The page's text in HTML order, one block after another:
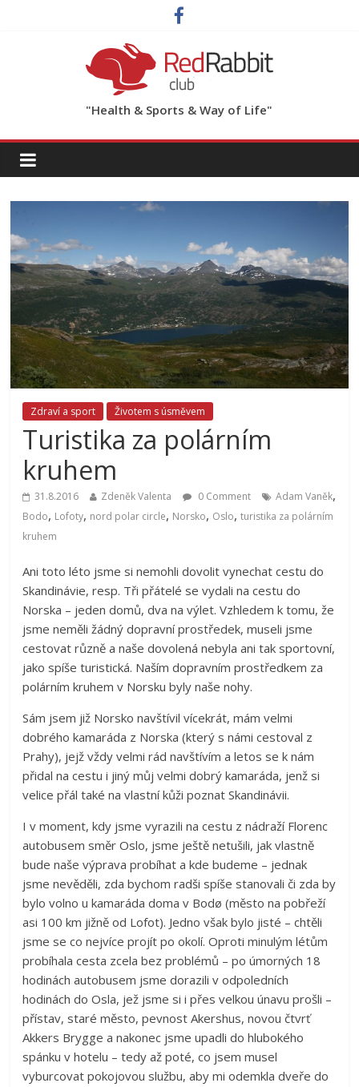
"Health & Sports & Way of Life"
Zdraví a sport Životem s úsměvem
Turistika za polárním
kruhem
31.8.2016 Zdeněk Valenta 0 Comment Adam Vaněk,
Bodo, Lofoty, nord polar circle, Norsko, Oslo,turistika za polárním
kruhem
Ani toto léto jsme si nemohli dovolit vynechat cestu do
Skandinávie, resp. Tři přátelé se vydali na cestu do
Norska – jeden domů, dva na výlet. Vzhledem k tomu, že
jsme neměli žádný dopravní prostředek, museli jsme
cestovat různě a naše dovolená nebyla ani tak sportovní,
jako spíše turistická. Naším dopravním prostředkem za
polárním kruhem v Norsku byly naše nohy.
Sám jsem již Norsko navštívil vícekrát, mám velmi
dobrého kamaráda z Norska (který s námi cestoval z
Prahy), jejž vždy velmi rád navštívím a letos se k nám
přidal na cestu i jiný můj velmi dobrý kamaráda, jenž si
velice přál také na vlastní kůži poznat Skandinávii.
I v moment, kdy jsme vyrazili na cestu z nádraží Florenc
autobusem směr Oslo, jsme ještě netušili, jak vlastně
bude naše výprava probíhat a kde budeme – jednak
jsme nevěděli, zda bychom radši spíše stanovali či zda by
bylo volno u kamaráda doma v Bodø (město na pobřeží
asi 100 km jižně od Lofot). Jedno však bylo jisté – chtěli
jsme se co nejvíce projít po okolí. Oproti minulým létům
probíhala cesta zcela bez problémů – po úmorných 18
hodinách autobusem jsme dorazili v odpoledních
hodinách do Osla, jež jsme si i přes velkou únavu prošli –
přístav, staré město, pevnost Akershus, novou čtvrť
Akkers Brygge a nakonec jsme upadli do hlubokého
spánku v hotelu – tedy až poté, co jsem musel
vyburcovat pokojovou službu, aby mi odemkla dveře do